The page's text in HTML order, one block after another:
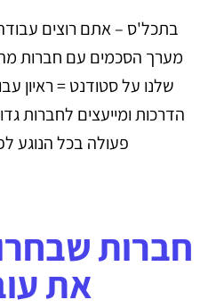
בתכל'ס – אתם רוצים
מערך הסכמים עם חברות
שלנו על סטודנט = ראיון
הדרכות ומייעצים לחברות
פעולה בכל הנוגע
חברות
את